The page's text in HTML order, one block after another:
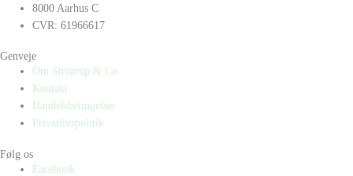
8000 Aarhus C
CVR: 61966617
Genveje
Om Straarup & Co
Kontakt
Handelsbetingelser
Privatlivspolitik
Følg os
Facebook